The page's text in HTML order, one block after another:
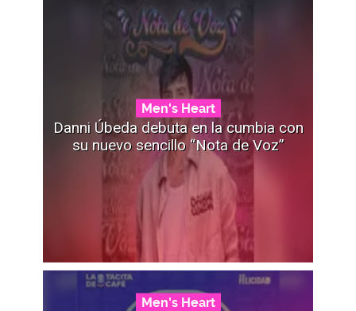
Men's Heart
Danni Úbeda debuta en la cumbia con
su nuevo sencillo “Nota de Voz”
Men's Heart